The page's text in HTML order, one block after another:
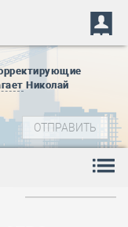
Николай